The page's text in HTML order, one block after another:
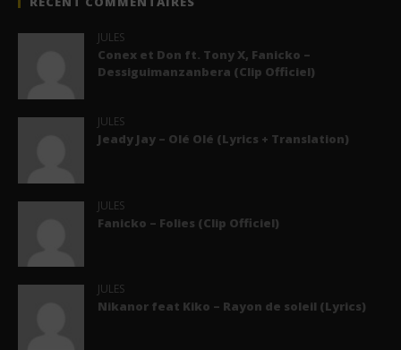
JULES
Conex et Don ft. Tony X, Fanicko –
Dessiguimanzanbera (Clip Officiel)
JULES
Jeady Jay – Olé Olé (Lyrics + Translation)
JULES
Fanicko – Folies (Clip Officiel)
JULES
Nikanor feat Kiko – Rayon de soleil (Lyrics)